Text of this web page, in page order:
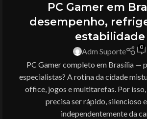
PC Gamer em
desempenho,
estabilidade
Adm Suporte 0
PC Gamer completo em Brasília —
especialistas? A rotina da cidade
office, jogos e multitarefas. Por
precisa ser rápido, silencioso
independentemente da